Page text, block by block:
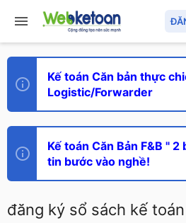
Kế toán Căn bản thực
Logistic/Forwarder
Kế toán Căn Bản F&B "
tin bước vào nghề!
đăng ký sổ sách kế toán